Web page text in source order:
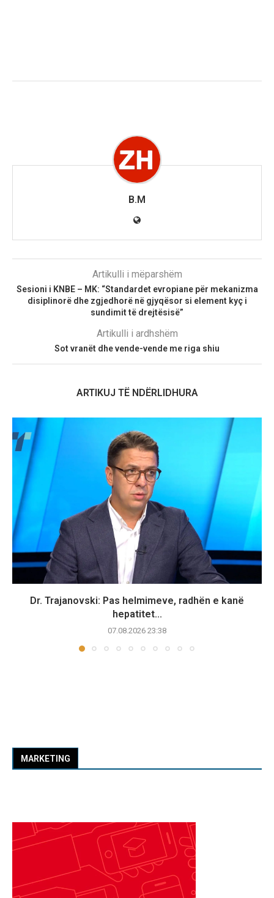
B.M
Artikulli i mëparshëm
Sesioni i KNBE – MK: “Standardet evropiane për mekanizma
disiplinorë dhe zgjedhorë në gjyqësor si element kyç i
sundimit të drejtësisë”
Artikulli i ardhshëm
Sot vranët dhe vende-vende me riga shiu
ARTIKUJ TË NDËRLIDHURA
Dr. Trajanovski: Pas helmimeve, radhën e kanë
hepatitet...
07.08.2026 23:38
MARKETING